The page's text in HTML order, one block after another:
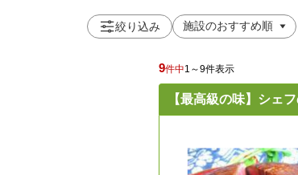
絞り込み
9件中1～9件表示
【最高級の味】シェ